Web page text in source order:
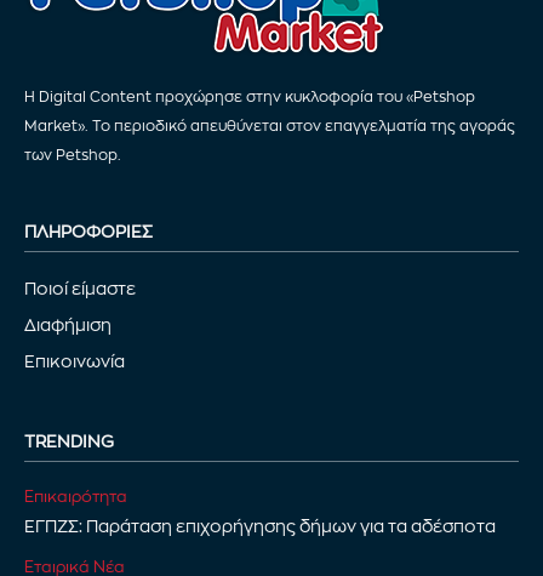
Η Digital Content προχώρησε στην κυκλοφορία του «Petshop
Market». Το περιοδικό απευθύνεται στον επαγγελματία της αγοράς
των Petshop.
ΠΛΗΡΟΦΟΡΙΕΣ
Ποιοί είμαστε
Διαφήμιση
Επικοινωνία
TRENDING
Επικαιρότητα
ΕΓΠΖΣ: Παράταση επιχορήγησης δήμων για τα αδέσποτα
Εταιρικά Νέα